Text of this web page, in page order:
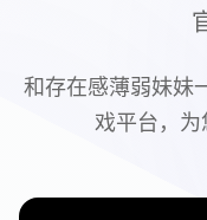
和存在感薄弱妹妹
戏平台，为